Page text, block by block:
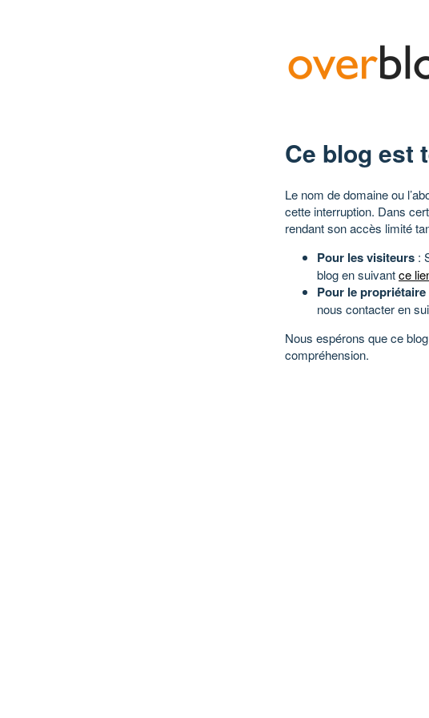
Ce blog est
Le nom de domaine ou
cette interruption. Dans
rendant son accès limité
Pour les visiteurs :
blog en suivantce
Pour le propriétaire
nous contacter en
Nous espérons que ce
compréhension.